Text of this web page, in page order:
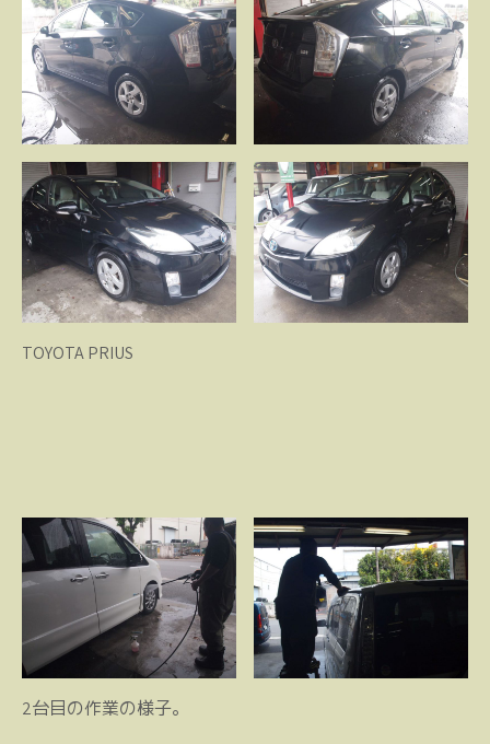
TOYOTA PRIUS
2台目の作業の様子。